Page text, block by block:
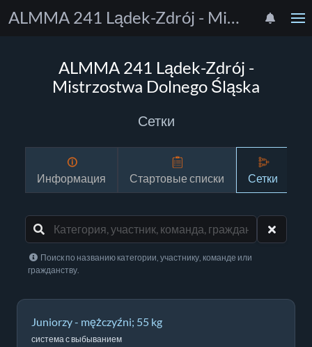
ALMMA 241 Lądek-Zdrój - Mistrzostwa Dolnego Śląska
ALMMA 241 Lądek-Zdrój -
Mistrzostwa Dolnego Śląska
Сетки
Информация Стартовые списки Сетки
Поиск по названию категории, участнику, команде или
гражданству.
Juniorzy - mężczyźni; 55 kg
система с выбыванием